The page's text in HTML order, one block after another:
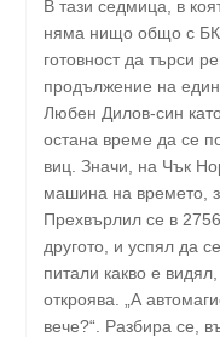
В тази седмица, в
няма нищо общо с
готовност да търси
продължение на
Любен Дилов-син
остана време да се
виц. Значи, на Чък
машина на времето,
Прехвърлил се в
другото, и успял да
питали какво е
откроява. „А
вече?“. Разбира се,